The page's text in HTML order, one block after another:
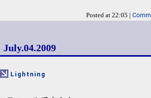
Posted at 22:05 |
July.04.2009
Lightning